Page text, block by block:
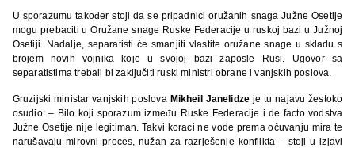
U sporazumu također stoji da se pripadnici oružanih snaga Južne Osetije
mogu prebaciti u Oružane snage Ruske Federacije u ruskoj bazi u Južnoj
Osetiji. Nadalje, separatisti će smanjiti vlastite oružane snage u skladu s
brojem novih vojnika koje u svojoj bazi zaposle Rusi. Ugovor sa
separatistima trebali bi zaključiti ruski ministri obrane i vanjskih poslova.
Gruzijski ministar vanjskih poslova Mikheil Janelidze je tu najavu žestoko
osudio: – Bilo koji sporazum između Ruske Federacije i de facto vodstva
Južne Osetije nije legitiman. Takvi koraci ne vode prema očuvanju mira te
narušavaju mirovni proces, nužan za razrješenje konflikta – stoji u izjavi